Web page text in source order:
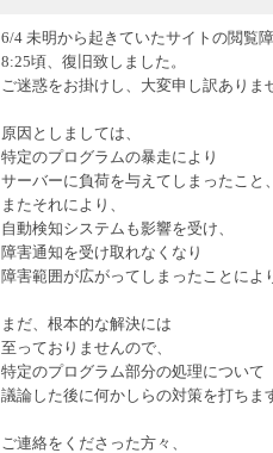
6/4 未明から起きていたサイトの閲覧
8:25頃、復旧致しました。
ご迷惑をお掛けし、大変申し訳ありま
原因としましては、
特定のプログラムの暴走により
サーバーに負荷を与えてしまったこと
またそれにより、
自動検知システムも影響を受け、
障害通知を受け取れなくなり
障害範囲が広がってしまったことによ
まだ、根本的な解決には
至っておりませんので、
特定のプログラム部分の処理について
議論した後に何かしらの対策を打ちま
ご連絡をくださった方々、